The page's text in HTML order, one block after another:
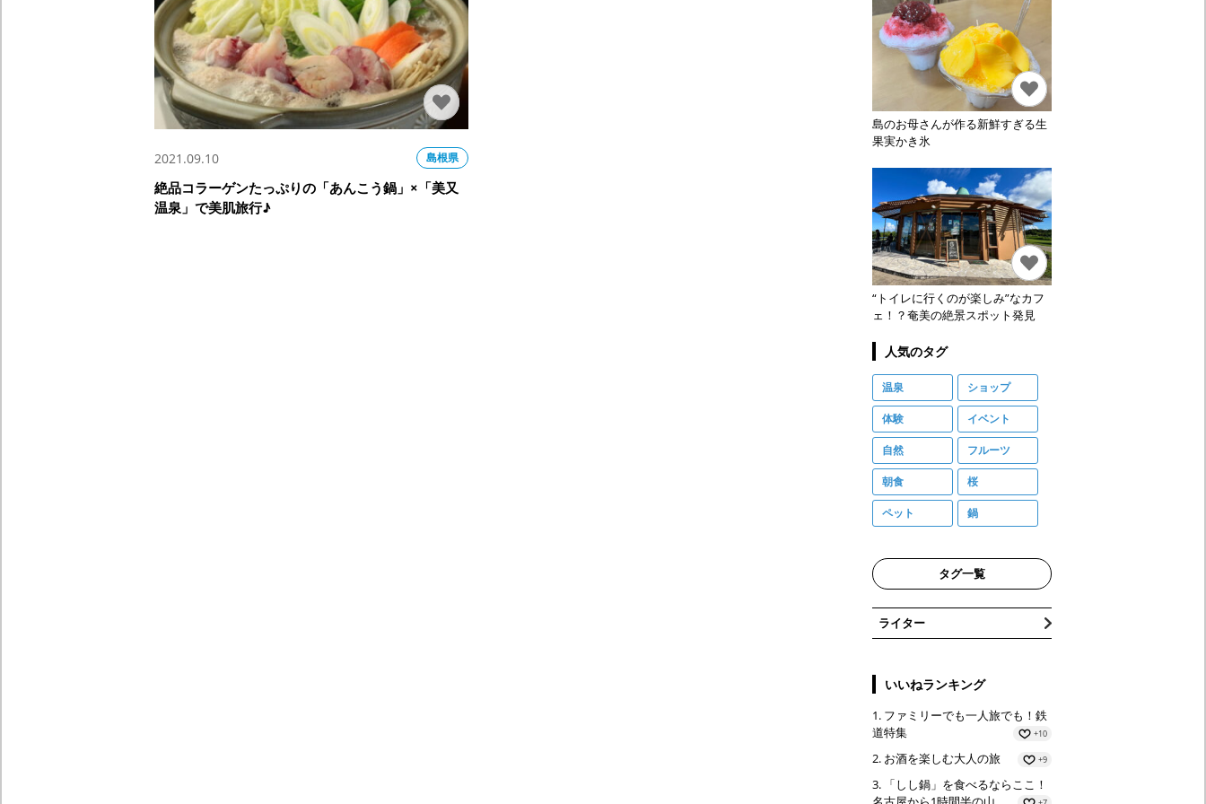
2021.09.10 島根県
絶品コラーゲンたっぷりの「あんこう鍋」×「美又
温泉」で美肌旅行♪
島のお母さんが作る新鮮すぎる生
果実かき氷
“トイレに行くのが楽しみ”なカフ
ェ！？奄美の絶景スポット発見
人気のタグ
温泉 ショップ
体験 イベント
自然 フルーツ
朝食 桜
ペット 鍋
タグ一覧
ライター
いいねランキング
ファミリーでも一人旅でも！鉄
道特集
+10
お酒を楽しむ大人の旅 +9
「しし鍋」を食べるならここ！